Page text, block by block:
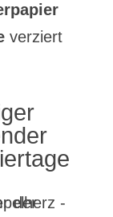
verziert